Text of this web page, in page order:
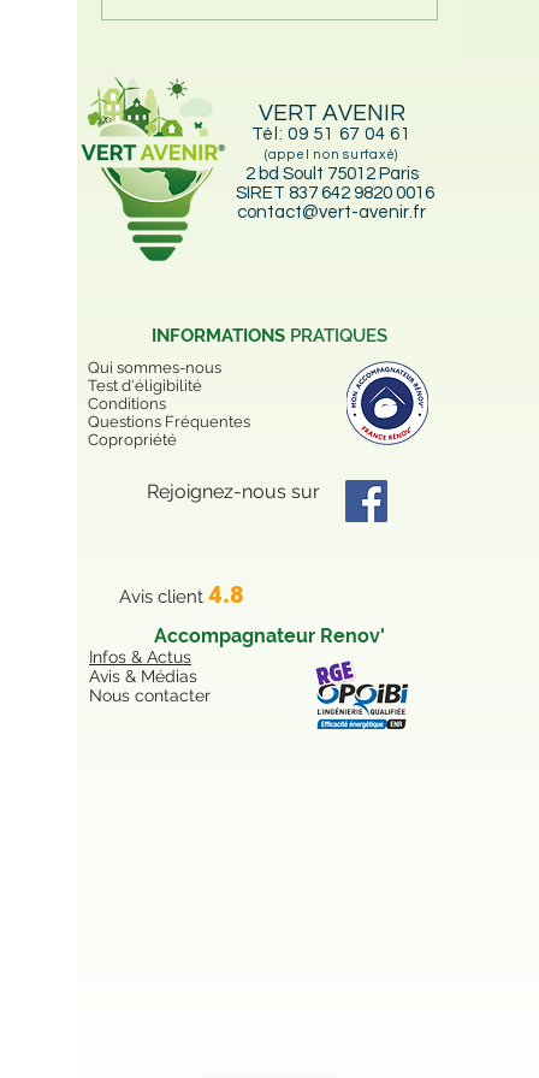
améliore-t-il vraiment
dit
VERT AVENIR
Tél:09 51 67 04 61
(appel non surtaxé)
2 bd Soult 75012 Paris
SIRET 837 642 9820 0016
contact@vert-avenir.fr
INFORMATIONS PRATIQUES
Qui sommes-nous
Test d'éligibilité
Conditions
Questions Fréquentes
Copropriété
Rejoignez-nous sur
Avis client 4.8
Accompagnateur Renov'
Infos & Actus
Avis & Médias
Nous contacter